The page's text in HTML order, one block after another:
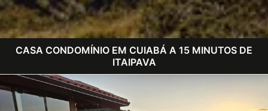
CASA CONDOMÍNIO EM CUIABÁ A 15 MINUTOS DE
ITAIPAVA